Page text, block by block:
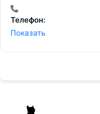
Телефон:
Показать